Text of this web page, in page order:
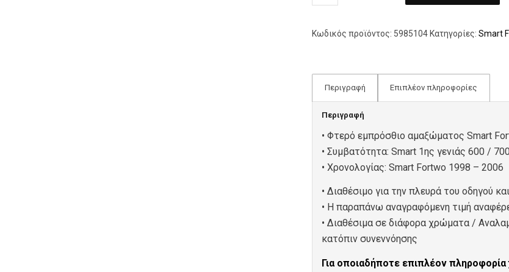
Κωδικός προϊόντος: 5985104 Κατηγορίες: Smart
Περιγραφή Επιπλέον πληροφορίες
Περιγραφή
• Φτερό εμπρόσθιο αμαξώματος Smart
• Συμβατότητα: Smart 1ης γενιάς 600 /
• Xρονολογίας: Smart Fortwo 1998 – 2006
• Διαθέσιμo για την πλευρά του οδηγού
• Η παραπάνω αναγραφόμενη τιμή
• Διαθέσιμα σε διάφορα χρώματα /
κατόπιν συνεννόησης
Για οποιαδήποτε επιπλέον